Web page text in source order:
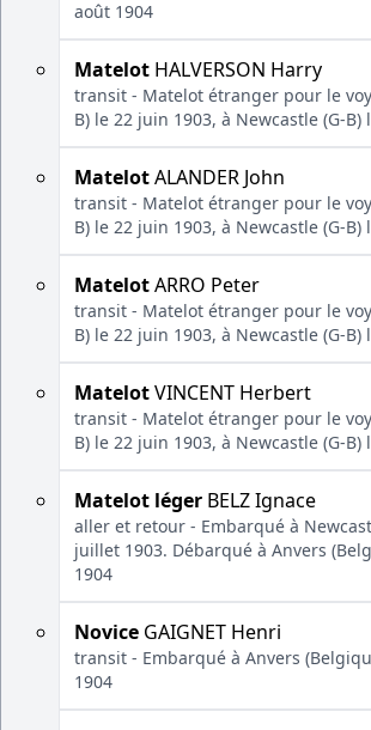
août 1904
Matelot HALVERSON Harry
transit - Matelot étranger pour le
B) le 22 juin 1903, à Newcastle (G-B)
MatelotALANDER John
transit - Matelot étranger pour le
B) le 22 juin 1903, à Newcastle (G-B)
MatelotARRO Peter
transit - Matelot étranger pour le
B) le 22 juin 1903, à Newcastle (G-B)
MatelotVINCENT Herbert
transit - Matelot étranger pour le
B) le 22 juin 1903, à Newcastle (G-B)
Matelot léger BELZ Ignace
aller et retour - Embarqué à
juillet 1903. Débarqué à Anvers
1904
Novice GAIGNET Henri
transit - Embarqué à Anvers
1904